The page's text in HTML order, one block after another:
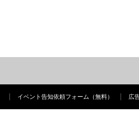
イベント告知依頼フォーム（無料） 広